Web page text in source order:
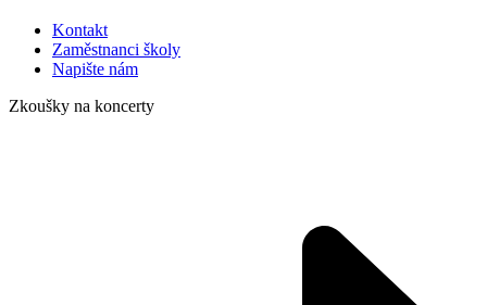
Kontakt
Zaměstnanci školy
Napište nám
Zkoušky na koncerty